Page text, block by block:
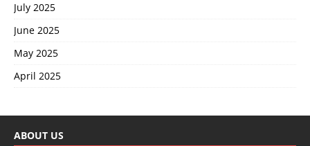
July 2025
June 2025
May 2025
April 2025
ABOUT US